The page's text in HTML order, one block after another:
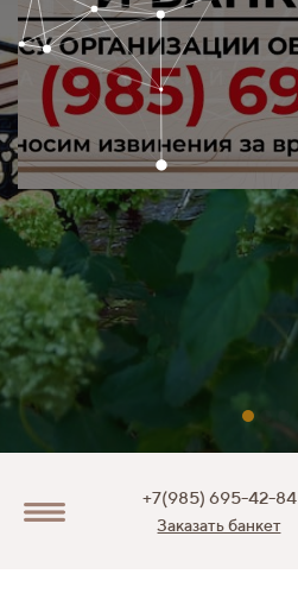
+7(985) 695-42-84
Заказать банкет